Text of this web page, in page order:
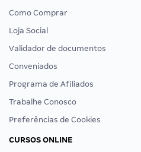
Como Comprar
Loja Social
Validador de documentos
Conveniados
Programa de Afiliados
Trabalhe Conosco
Preferências de Cookies
CURSOS ONLINE